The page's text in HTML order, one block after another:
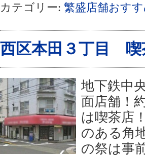
カテゴリー: 繁盛店舗おす
西区本田３丁目 喫
地下鉄中
面店舗！
は喫茶店
のある角
の祭は事